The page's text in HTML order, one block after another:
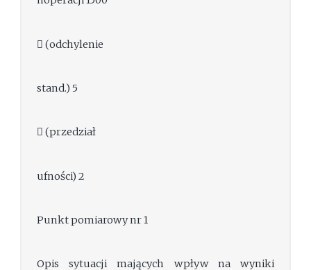
 (odchylenie
stand.) 5
 (przedział
ufności) 2
Punkt pomiarowy nr 1
Opis sytuacji mających wpływ na wyniki